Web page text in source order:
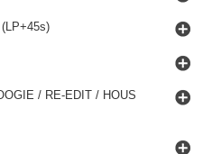
/ RE-EDIT / HOUS